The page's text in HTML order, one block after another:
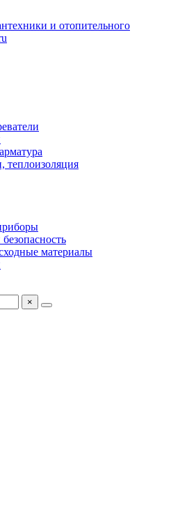
теплоизоляция
материалы
×